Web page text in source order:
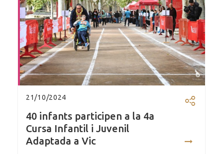
21/10/2024
40 infants participen a la 4a
Cursa Infantil i Juvenil
Adaptada a Vic